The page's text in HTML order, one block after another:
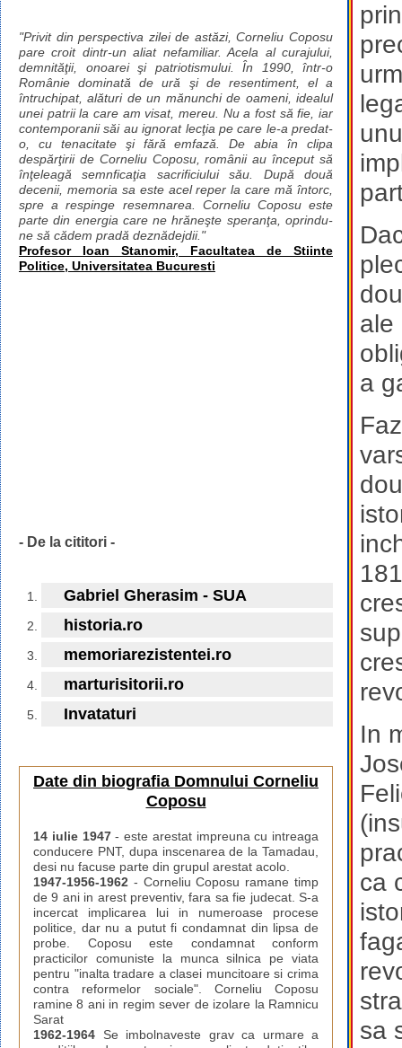
ale
a
In
ca
sa
"Privit din perspectiva zilei de astăzi, Corneliu Coposu
pare croit dintr-un aliat nefamiliar. Acela al curajului,
demnităţii, onoarei şi patriotismului. În 1990, într-o
Românie dominată de ură şi de resentiment, el a
întruchipat, alături de un mănunchi de oameni, idealul
unei patrii la care am visat, mereu. Nu a fost să fie, iar
contemporanii săi au ignorat lecţia pe care le-a predat-
o, cu tenacitate şi fără emfază. De abia în clipa
despărţirii de Corneliu Coposu, românii au început să
înţeleagă semnficaţia sacrificiului său. După două
decenii, memoria sa este acel reper la care mă întorc,
spre a respinge resemnarea. Corneliu Coposu este
parte din energia care ne hrăneşte speranţa, oprindu-
ne să cădem pradă deznădejdii."
Profesor Ioan Stanomir, Facultatea de Stiinte
Politice, Universitatea Bucuresti
- De la cititori -
Gabriel Gherasim - SUA
historia.ro
memoriarezistentei.ro
marturisitorii.ro
Invataturi
Date din biografia Domnului Corneliu
Coposu
14 iulie 1947- este arestat impreuna cu intreaga
conducere PNT, dupa inscenarea de la Tamadau,
desi nu facuse parte din grupul arestat acolo.
1947-1956-1962 - Corneliu Coposu ramane timp
de 9 ani in arest preventiv, fara sa fie judecat. S-a
incercat implicarea lui in numeroase procese
politice, dar nu a putut fi condamnat din lipsa de
probe. Coposu este condamnat conform
practicilor comuniste la munca silnica pe viata
pentru "inalta tradare a clasei muncitoare si crima
contra reformelor sociale". Corneliu Coposu
ramine 8 ani in regim sever de izolare la Ramnicu
Sarat
1962-1964 Se imbolnaveste grav ca urmare a